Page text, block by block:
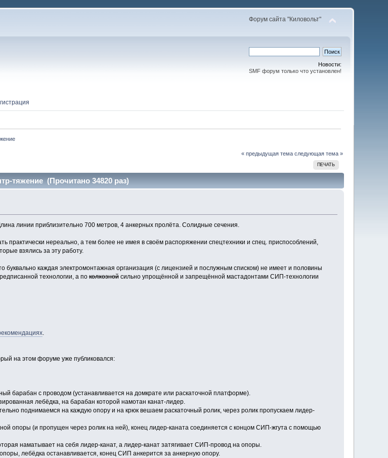
Форум сайта "Киловольт"
Новости:
SMF форум только что установлен!
« предыдущая тема следующая тема »
ПЕЧАТЬ
тяжение (Прочитано 34820 раз)
линии приблизительно 700 метров, 4 анкерных пролёта. Солидные сечения.
практически нереально, а тем более не имея в своём распоряжении спецтехники и спец. приспособлений,
взялись за эту работу.
буквально каждая электромонтажная организация (с лицензией и послужным списком) не имеет и половины
технологии, а поколхознойсильно упрощённой и запрещённой мастадонтами СИП-технологии
.
на этом форуме уже публиковался:
барабан с проводом (устанавливается на домкрате или раскаточной платформе).
лебёдка, на барабан которой намотан канат-лидер.
поднимаемся на каждую опору и на крюк вешаем раскаточный ролик, через ролик пропускаем лидер-
опоры (и пропущен через ролик на ней), конец лидер-каната соединяется с концом СИП-жгута с помощью
наматывает на себя лидер-канат, а лидер-канат затягивает СИП-провод на опоры.
лебёдка останавливается, конец СИП анкерится за анкерную опору.